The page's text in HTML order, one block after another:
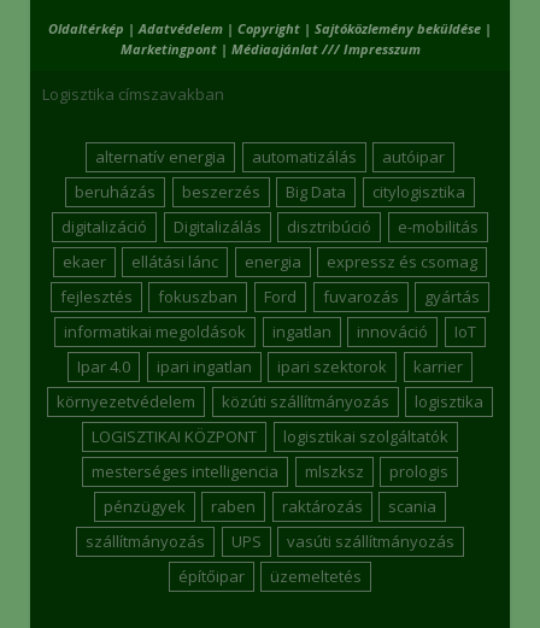
Oldaltérkép |Adatvédelem | Copyright | Sajtóközlemény beküldése |
Marketingpont| Médiaajánlat /// Impresszum
Logisztika címszavakban
alternatív energia automatizálás
autóipar
beruházás
beszerzés Big Data
citylogisztika
digitalizáció
Digitalizálás disztribúció
e-mobilitás
ekaer
ellátási lánc energia
expressz és csomag
fejlesztés
fokuszban Ford fuvarozás
gyártás
informatikai megoldások
ingatlan innováció
IoT
Ipar 4.0
ipari ingatlan ipari szektorok
karrier
környezetvédelem
közúti szállítmányozás
logisztika
LOGISZTIKAI KÖZPONT
logisztikai szolgáltatók
mesterséges intelligencia
mlszksz
prologis
pénzügyek
raben raktározás
scania
szállítmányozás
UPS
vasúti szállítmányozás
építőipar
üzemeltetés